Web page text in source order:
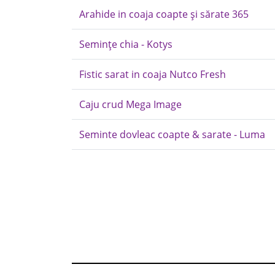
Arahide in coaja coapte și sărate 365
Semințe chia - Kotys
Fistic sarat in coaja Nutco Fresh
Caju crud Mega Image
Seminte dovleac coapte & sarate - Luma